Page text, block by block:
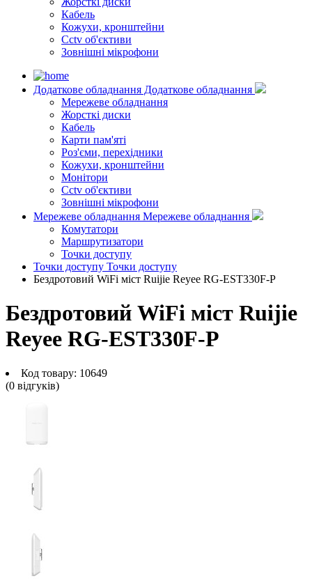
Кабель
Кожухи, кронштейни
Cctv об'єктиви
Зовнішні мікрофони
Додаткове обладнання Додаткове обладнання
Мережеве обладнання
Жорсткі диски
Кабель
Карти пам'яті
Роз'єми, перехідники
Кожухи, кронштейни
Монітори
Cctv об'єктиви
Зовнішні мікрофони
Мережеве обладнання Мережеве обладнання
Комутатори
Маршрутизатори
Точки доступу
Точки доступу Точки доступу
Бездротовий WiFi міст Ruijie Reyee RG-EST330F-P
Бездротовий WiFi міст Ruijie
Reyee RG-EST330F-P
Код товару: 10649
(0 вiдгукiв)